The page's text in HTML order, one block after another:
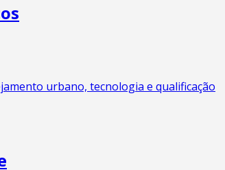
urbano, tecnologia e qualificação